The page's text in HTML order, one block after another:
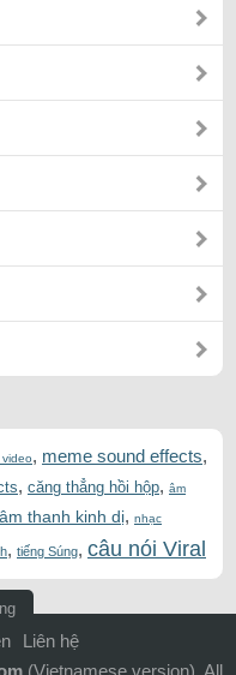
, meme sound effects,
, căng thẳng hồi hộp, âm
âm thanh kinh dị, nhạc
, tiếng Súng, câu nói Viral
Liên hệ
(Vietnamese version). All